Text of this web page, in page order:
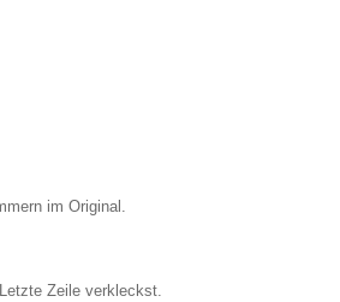
im Original.
Letzte Zeile verkleckst.